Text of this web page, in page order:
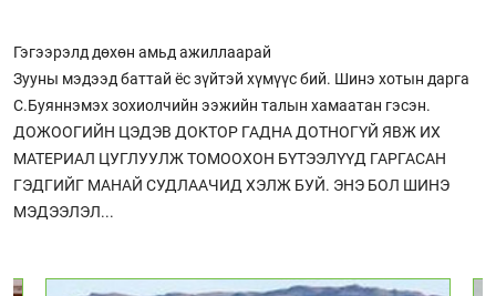
Гэгээрэлд дөхөн амьд ажиллаарай
Зууны мэдээд баттай ёс зүйтэй хүмүүс бий. Шинэ хотын дарга
С.Буяннэмэх зохиолчийн ээжийн талын хамаатан гэсэн.
ДОЖООГИЙН ЦЭДЭВ ДОКТОР ГАДНА ДОТНОГҮЙ ЯВЖ ИХ
МАТЕРИАЛ ЦУГЛУУЛЖ ТОМООХОН БҮТЭЭЛҮҮД ГАРГАСАН
ГЭДГИЙГ МАНАЙ СУДЛААЧИД ХЭЛЖ БУЙ. ЭНЭ БОЛ ШИНЭ
МЭДЭЭЛЭЛ...